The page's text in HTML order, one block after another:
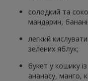
солодкий та
мандарин,
легкий
зелених яблук;
букет у кошику
ананасу, манго,